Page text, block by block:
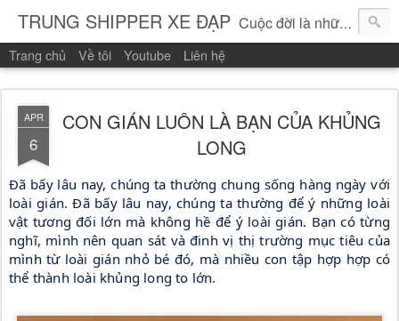
TRUNG SHIPPER XE ĐẠP Cuộc đời là những vòng quay!
Trang chủ Về tôi Youtube Liên hệ
APR
6
CON GIÁN LUÔN LÀ BẠN CỦA KHỦNG
LONG
Đã bấy lâu nay, chúng ta thường chung sống hàng ngày với
loài gián. Đã bấy lâu nay, chúng ta thường để ý những loài
vật tương đối lớn mà không hề để ý loài gián. Bạn có từng
nghĩ, mình nên quan sát và đinh vị thị trường mục tiêu của
mình từ loài gián nhỏ bé đó, mà nhiều con tập hợp hợp có
thể thành loài khủng long to lớn.